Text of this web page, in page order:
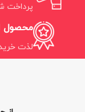
پرداخت
محصول
لذت